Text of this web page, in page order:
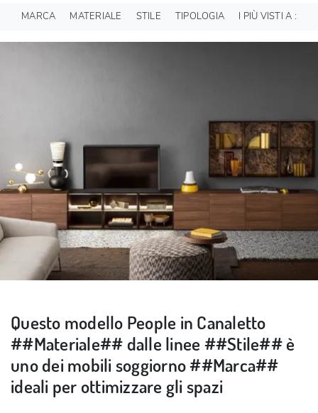
MARCA MATERIALE STILE TIPOLOGIA I PIÙ VISTI A :
Questo modello People in Canaletto
##Materiale## dalle linee ##Stile## è
uno dei mobili soggiorno ##Marca##
ideali per ottimizzare gli spazi